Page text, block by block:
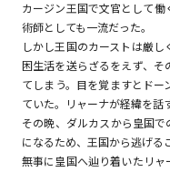
カージン王国で文官として
術師としても一流だった。
しかし王国のカーストは厳
困生活を送らざるをえず、
てしまう。目を覚ますとド
ていた。リャーナが経緯を話
その晩、ダルカスから皇国
になるため、王国から逃げる
無事に皇国へ辿り着いたリ